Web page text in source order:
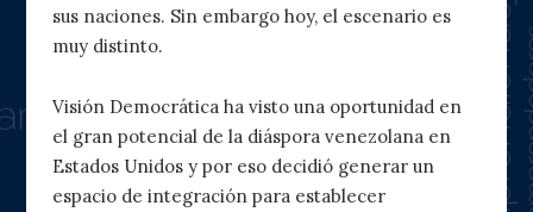
sus naciones. Sin embargo hoy, el escenario es
muy distinto.
Visión Democrática ha visto una oportunidad en
el gran potencial de la diáspora venezolana en
Estados Unidos y por eso decidió generar un
espacio de integración para establecer